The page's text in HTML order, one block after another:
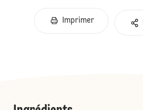
Imprimer